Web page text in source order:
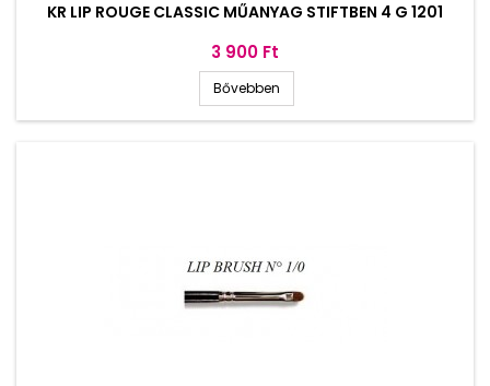
KR LIP ROUGE CLASSIC MŰANYAG STIFTBEN 4 G 1201
Ár
3 900 Ft
Bővebben